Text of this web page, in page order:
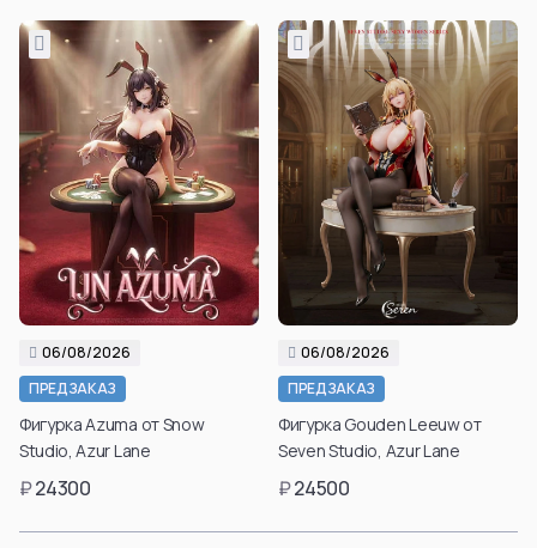
06/08/2026
ПРЕДЗАКАЗ
Фигурка Azuma от Snow
Studio, Azur Lane
₽24300
06/08/2026
ПРЕДЗАКАЗ
Фигурка Gouden Leeuw от
Seven Studio, Azur Lane
₽24500